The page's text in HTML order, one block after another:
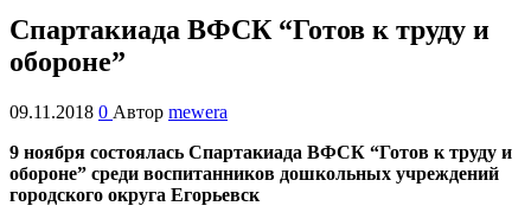
Спартакиада ВФСК “Готов к труду и
обороне”
09.11.2018 0 Автор mewera
9 ноября состоялась Спартакиада ВФСК “Готов к труду и
обороне” среди воспитанников дошкольных учреждений
городского округа Егорьевск